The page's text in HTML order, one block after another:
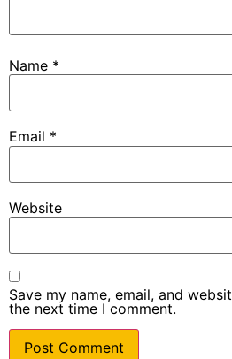
Name *
Email *
Website
Save my name, email, and
the next time I comment.